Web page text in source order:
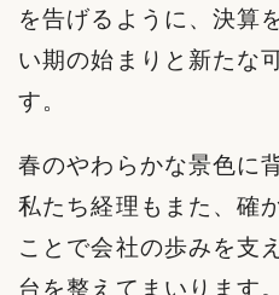
を告げるように、決算
い期の始まりと新たな
す。
春のやわらかな景色に
私たち経理もまた、確
ことで会社の歩みを支
台を整えてまいります